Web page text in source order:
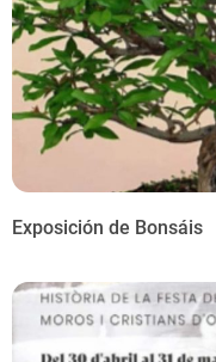
Exposición de Bonsáis